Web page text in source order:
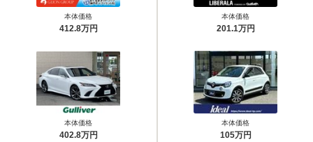
本体価格
412.8万円
本体価格
402.8万円
本体価格
201.1万円
本体価格
105万円